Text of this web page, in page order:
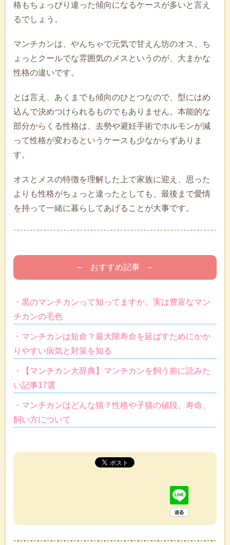
格もちょっぴり違った傾向になるケースが多いと言え
るでしょう。
マンチカンは、やんちゃで元気で甘えん坊のオス、ち
ょっとクールでな雰囲気のメスというのが、大まかな
性格の違いです。
とは言え、あくまでも傾向のひとつなので、型にはめ
込んで決めつけられるものでもありません。本能的な
部分からくる性格は、去勢や避妊手術でホルモンが減
って性格が変わるというケースも少なからずありま
す。
オスとメスの特徴を理解した上で家族に迎え、思った
よりも性格がちょっと違ったとしても、最後まで愛情
を持って一緒に暮らしてあげることが大事です。
– おすすめ記事 –
・黒のマンチカンって知ってますか。実は豊富なマン
チカンの毛色
・マンチカンは短命？最大限寿命を延ばすためにかか
りやすい病気と対策を知る
・【マンチカン大辞典】マンチカンを飼う前に読みた
い記事17選
・マンチカンはどんな猫？性格や子猫の値段、寿命、
飼い方について